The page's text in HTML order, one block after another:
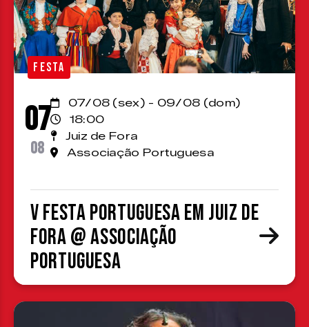
FESTA
07
08
07/08 (sex) - 09/08 (dom)
18:00
Juiz de Fora
Associação Portuguesa
V Festa Portuguesa em Juiz de
Fora @ Associação
Portuguesa